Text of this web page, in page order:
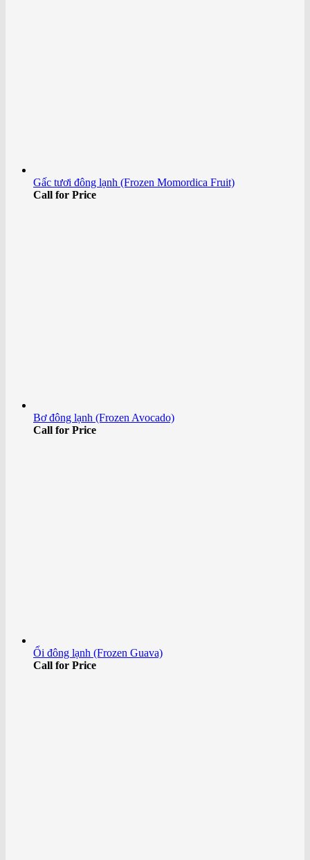
Gấc tươi đông lạnh (Frozen Momordica Fruit)
Call for Price
Bơ đông lạnh (Frozen Avocado)
Call for Price
Ổi đông lạnh (Frozen Guava)
Call for Price